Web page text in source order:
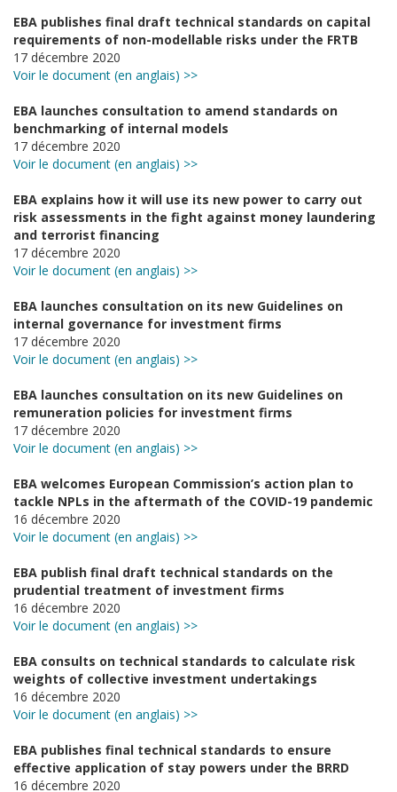
EBA publishes final draft technical standards on capital
requirements of non-modellable risks under the FRTB
17 décembre 2020
Voir le document (en anglais) >>
EBA launches consultation to amend standards on
benchmarking of internal models
17 décembre 2020
Voir le document (en anglais) >>
EBA explains how it will use its new power to carry out
risk assessments in the fight against money laundering
and terrorist financing
17 décembre 2020
Voir le document (en anglais) >>
EBA launches consultation on its new Guidelines on
internal governance for investment firms
17 décembre 2020
Voir le document (en anglais) >>
EBA launches consultation on its new Guidelines on
remuneration policies for investment firms
17 décembre 2020
Voir le document (en anglais) >>
EBA welcomes European Commission’s action plan to
tackle NPLs in the aftermath of the COVID-19 pandemic
16 décembre 2020
Voir le document (en anglais) >>
EBA publish final draft technical standards on the
prudential treatment of investment firms
16 décembre 2020
Voir le document (en anglais) >>
EBA consults on technical standards to calculate risk
weights of collective investment undertakings
16 décembre 2020
Voir le document (en anglais) >>
EBA publishes final technical standards to ensure
effective application of stay powers under the BRRD
16 décembre 2020